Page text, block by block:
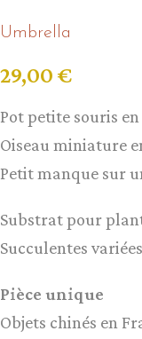
Umbrella
29,00 €
Pot petite souris
Oiseau miniature
Petit manque sur
Substrat pour
Succulentes variées
Pièce unique
Objets chinés en